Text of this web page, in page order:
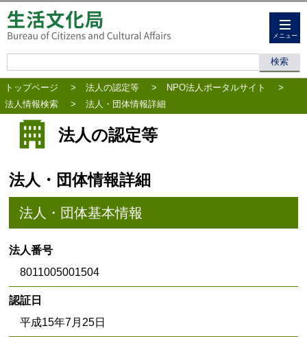
メニュー
トップページ > 法人の認定等 > NPO法人ポータルサイト
>
法人情報検索
> 法人・団体情報詳細
法人の認定等
法人・団体情報詳細
法人・団体基本情報
法人番号
8011005001504
認証日
平成15年7月25日